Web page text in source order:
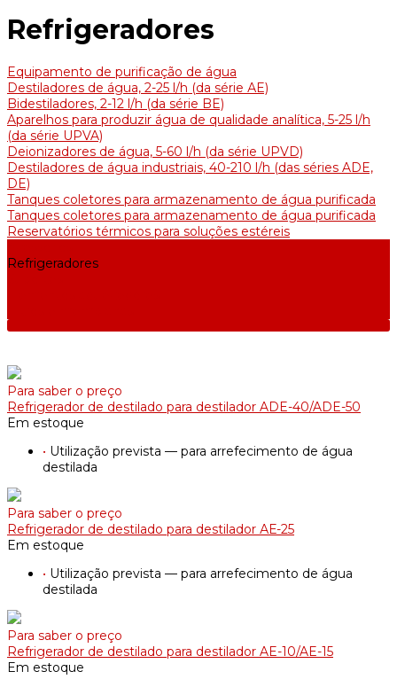
Refrigeradores
Equipamento de purificação de água
Destiladores de água, 2-25 l/h (da série АE)
Bidestiladores, 2-12 l/h (da série BE)
Aparelhos para produzir água de qualidade analítica, 5-25 l/h
(da série UPVA)
Deionizadores de água, 5-60 l/h (da série UPVD)
Destiladores de água industriais, 40-210 l/h (das séries ADE,
DE)
Tanques coletores para armazenamento de água purificada
Tanques coletores para armazenamento de água purificada
Reservatórios térmicos para soluções estéreis
Refrigeradores
Para saber o preço
Refrigerador de destilado para destilador ADE-40/ADE-50
Em estoque
• Utilização prevista — para arrefecimento de água
destilada
Para saber o preço
Refrigerador de destilado para destilador АЕ-25
Em estoque
• Utilização prevista — para arrefecimento de água
destilada
Para saber o preço
Refrigerador de destilado para destilador AE-10/AE-15
Em estoque